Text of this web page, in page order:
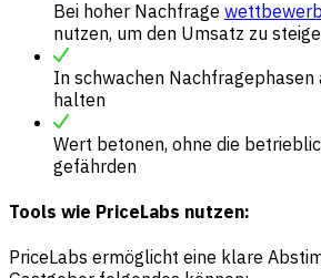
Bei hoher Nachfrage
nutzen, um den Umsatz zu
In schwachen
halten
Wert betonen, ohne die
gefährden
Tools wie PriceLabs nutzen:
PriceLabs ermöglicht eine klare